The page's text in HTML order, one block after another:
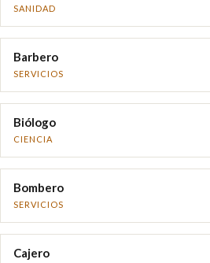
SANIDAD
Barbero
SERVICIOS
Biólogo
CIENCIA
Bombero
SERVICIOS
Cajero